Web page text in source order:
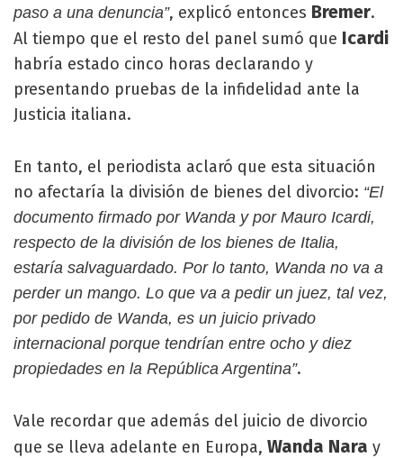
paso a una denuncia”, explicó entonces Bremer.
Al tiempo que el resto del panel sumó que Icardi
habría estado cinco horas declarando y
presentando pruebas de la infidelidad ante la
Justicia italiana.
En tanto, el periodista aclaró que esta situación
no afectaría la división de bienes del divorcio: “El
documento firmado por Wanda y por Mauro Icardi,
respecto de la división de los bienes de Italia,
estaría salvaguardado. Por lo tanto, Wanda no va a
perder un mango. Lo que va a pedir un juez, tal vez,
por pedido de Wanda, es un juicio privado
internacional porque tendrían entre ocho y diez
propiedades en la República Argentina”.
Vale recordar que además del juicio de divorcio
que se lleva adelante en Europa, Wanda Nara y